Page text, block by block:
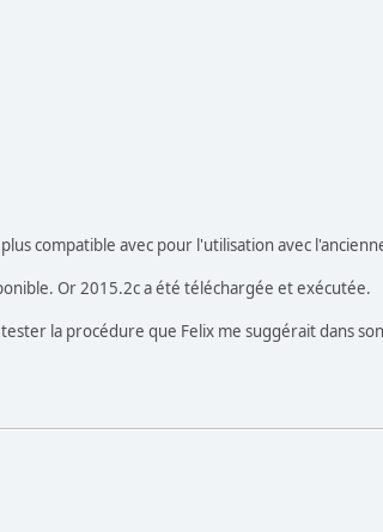
compatible avec pour l'utilisation avec
Or 2015.2c a été téléchargée et exécutée.
la procédure que Felix me suggérait dans